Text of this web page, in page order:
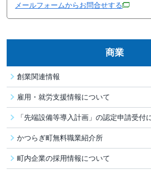
メールフォームからお問合せする
商業
創業関連情報
雇用・就労支援情報について
「先端設備等導入計画」の認定申請受付
かつらぎ町無料職業紹介所
町内企業の採用情報について